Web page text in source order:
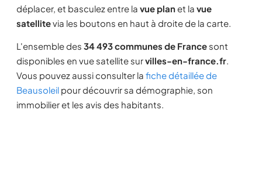
déplacer, et basculez entre la vue planet la vue
satellitevia les boutons en haut à droite de la carte.
L'ensemble des 34 493 communes de France sont
disponibles en vue satellite survilles-en-france.fr.
Vous pouvez aussi consulter la fiche détaillée de
Beausoleil pour découvrir sa démographie, son
immobilier et les avis des habitants.